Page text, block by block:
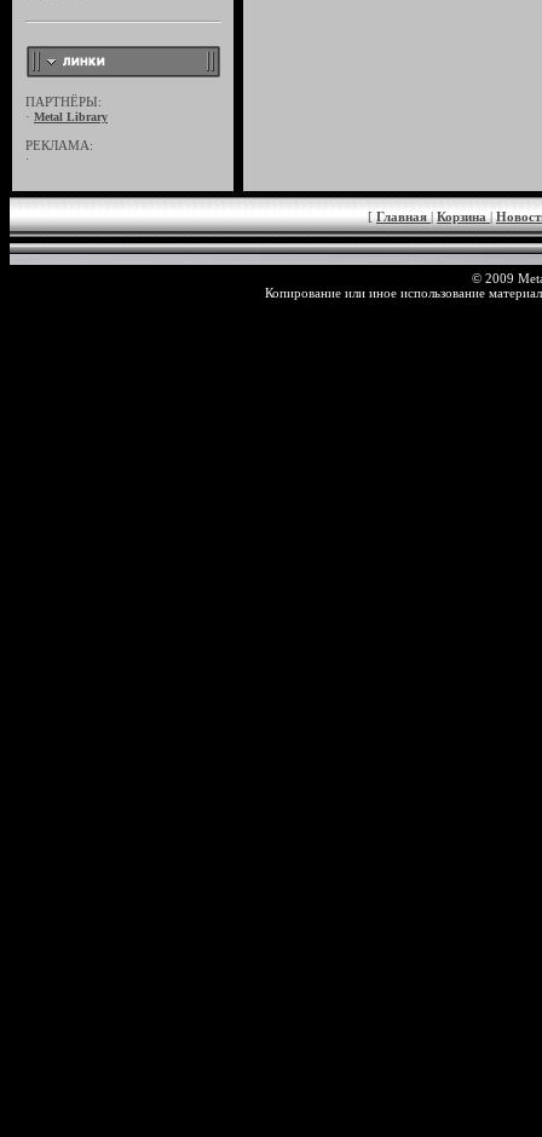
ПАРТНЁРЫ:
· Metal Library
РЕКЛАМА:
·
[ Главная | Корзина |
© 2009
Копирование или иное использование